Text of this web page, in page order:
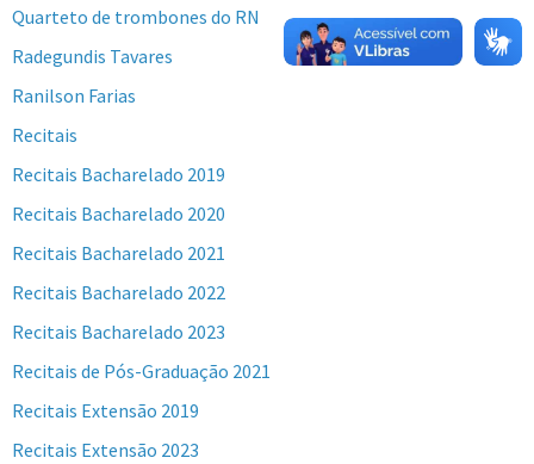
Quarteto de trombones do RN
Radegundis Tavares
Ranilson Farias
Recitais
Recitais Bacharelado 2019
Recitais Bacharelado 2020
Recitais Bacharelado 2021
Recitais Bacharelado 2022
Recitais Bacharelado 2023
Recitais de Pós-Graduação 2021
Recitais Extensão 2019
Recitais Extensão 2023